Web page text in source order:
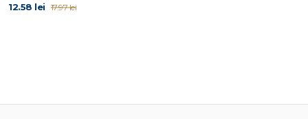
12.58 lei 17.97 lei